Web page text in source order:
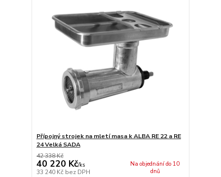
Přípojný strojek na mletí masa k ALBA RE 22 a RE
24 Velká SADA
42 338 Kč
40 220 Kč/ks
33 240 Kč bez DPH
Na objednání do 10
dnů